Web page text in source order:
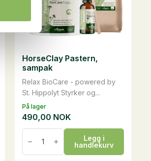
På lager
Relax BioCare - powered by
St. Hippolyt Styrker og...
HorseClay Pastern,
sampak
490,00 NOK
HorseClay
Pastern,
sampak
antall
Legg i
handlekurv